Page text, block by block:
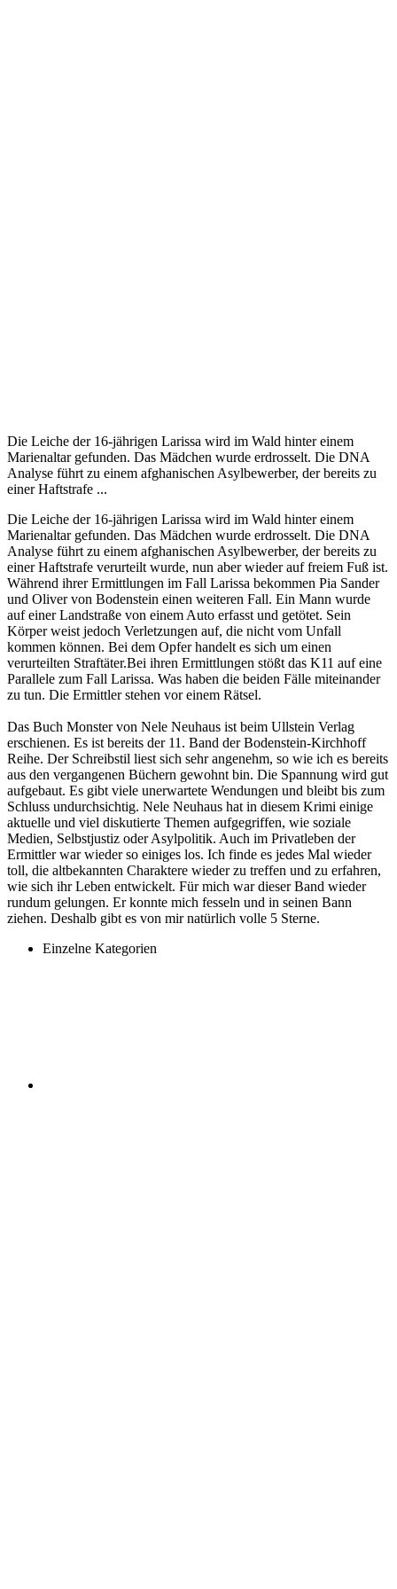
Die Leiche der 16-jährigen Larissa wird im Wald hinter einem
Marienaltar gefunden. Das Mädchen wurde erdrosselt. Die DNA
Analyse führt zu einem afghanischen Asylbewerber, der bereits zu
einer Haftstrafe ...
Die Leiche der 16-jährigen Larissa wird im Wald hinter einem
Marienaltar gefunden. Das Mädchen wurde erdrosselt. Die DNA
Analyse führt zu einem afghanischen Asylbewerber, der bereits zu
einer Haftstrafe verurteilt wurde, nun aber wieder auf freiem Fuß ist.
Während ihrer Ermittlungen im Fall Larissa bekommen Pia Sander
und Oliver von Bodenstein einen weiteren Fall. Ein Mann wurde
auf einer Landstraße von einem Auto erfasst und getötet. Sein
Körper weist jedoch Verletzungen auf, die nicht vom Unfall
kommen können. Bei dem Opfer handelt es sich um einen
verurteilten Straftäter.Bei ihren Ermittlungen stößt das K11 auf eine
Parallele zum Fall Larissa. Was haben die beiden Fälle miteinander
zu tun. Die Ermittler stehen vor einem Rätsel.
Das Buch Monster von Nele Neuhaus ist beim Ullstein Verlag
erschienen. Es ist bereits der 11. Band der Bodenstein-Kirchhoff
Reihe. Der Schreibstil liest sich sehr angenehm, so wie ich es bereits
aus den vergangenen Büchern gewohnt bin. Die Spannung wird gut
aufgebaut. Es gibt viele unerwartete Wendungen und bleibt bis zum
Schluss undurchsichtig. Nele Neuhaus hat in diesem Krimi einige
aktuelle und viel diskutierte Themen aufgegriffen, wie soziale
Medien, Selbstjustiz oder Asylpolitik. Auch im Privatleben der
Ermittler war wieder so einiges los. Ich finde es jedes Mal wieder
toll, die altbekannten Charaktere wieder zu treffen und zu erfahren,
wie sich ihr Leben entwickelt. Für mich war dieser Band wieder
rundum gelungen. Er konnte mich fesseln und in seinen Bann
ziehen. Deshalb gibt es von mir natürlich volle 5 Sterne.
Einzelne Kategorien